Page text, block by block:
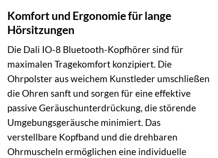
Komfort und Ergonomie für lange
Hörsitzungen
Die Dali IO-8 Bluetooth-Kopfhörer sind für
maximalen Tragekomfort konzipiert. Die
Ohrpolster aus weichem Kunstleder umschließen
die Ohren sanft und sorgen für eine effektive
passive Geräuschunterdrückung, die störende
Umgebungsgeräusche minimiert. Das
verstellbare Kopfband und die drehbaren
Ohrmuscheln ermöglichen eine individuelle